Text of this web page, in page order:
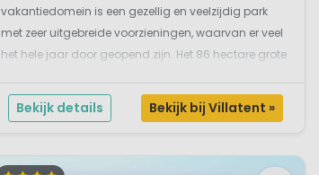
vakantiedomein is een gezellig en veelzijdig park
met zeer uitgebreide voorzieningen, waarvan er veel
het hele jaar door geopend zijn. Het 86 hectare grote
niveau, een bungalowpark, een multifunctioneel ce...
Bekijk details Bekijk bij Villatent »